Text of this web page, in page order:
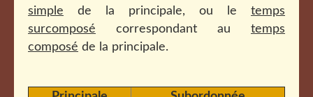
simple de la principale, ou le temps
surcomposé correspondant au temps
composé de la principale.